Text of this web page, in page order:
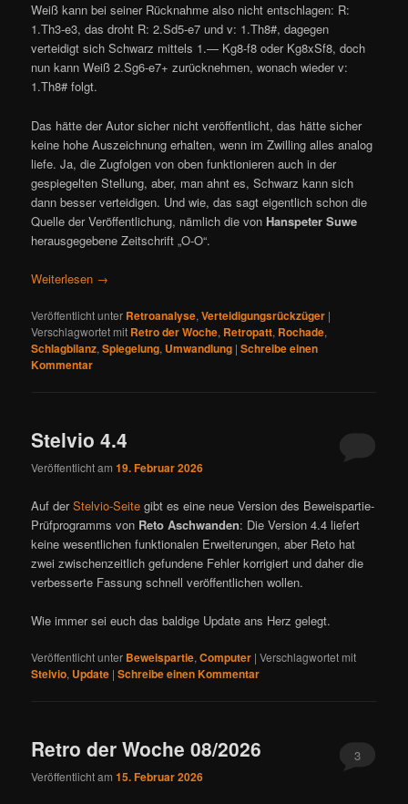
Weiß kann bei seiner Rücknahme also nicht entschlagen: R:
1.Th3-e3, das droht R: 2.Sd5-e7 und v: 1.Th8#, dagegen
verteidigt sich Schwarz mittels 1.— Kg8-f8 oder Kg8xSf8, doch
nun kann Weiß 2.Sg6-e7+ zurücknehmen, wonach wieder v:
1.Th8# folgt.
Das hätte der Autor sicher nicht veröffentlicht, das hätte sicher
keine hohe Auszeichnung erhalten, wenn im Zwilling alles analog
liefe. Ja, die Zugfolgen von oben funktionieren auch in der
gespiegelten Stellung, aber, man ahnt es, Schwarz kann sich
dann besser verteidigen. Und wie, das sagt eigentlich schon die
Quelle der Veröffentlichung, nämlich die von Hanspeter Suwe
herausgegebene Zeitschrift „O-O“.
Weiterlesen →
Veröffentlicht unter Retroanalyse,Verteidigungsrückzüger |
Verschlagwortet mit Retro der Woche, Retropatt, Rochade,
Schlagbilanz,Spiegelung, Umwandlung |Schreibe einen
Kommentar
Stelvio 4.4
Veröffentlicht am19. Februar 2026
Auf derStelvio-Seite gibt es eine neue Version des Beweispartie-
Prüfprogramms von Reto Aschwanden: Die Version 4.4 liefert
keine wesentlichen funktionalen Erweiterungen, aber Reto hat
zwei zwischenzeitlich gefundene Fehler korrigiert und daher die
verbesserte Fassung schnell veröffentlichen wollen.
Wie immer sei euch das baldige Update ans Herz gelegt.
Veröffentlicht unter Beweispartie,Computer |Verschlagwortet mit
Stelvio, Update |Schreibe einen Kommentar
Retro der Woche 08/2026
Veröffentlicht am15. Februar 2026
3